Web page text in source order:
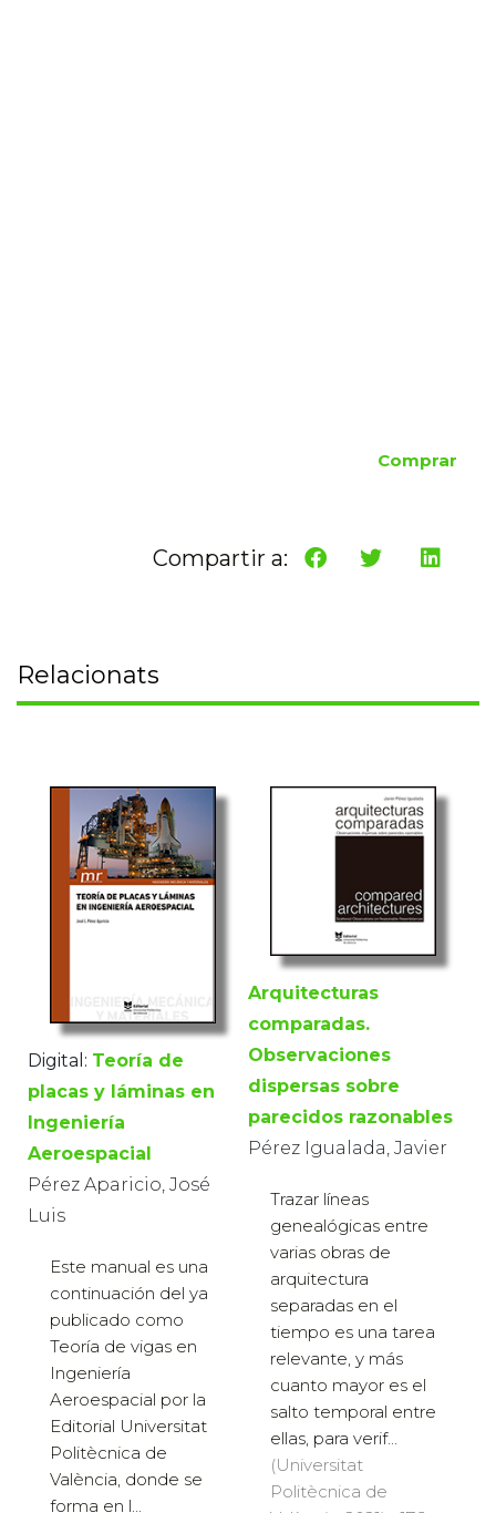
Comprar
Compartir a:
Relacionats
Digital: Teoría de
placas y láminas en
Ingeniería
Aeroespacial
Pérez Aparicio, José
Luis
Este manual es una
continuación del ya
publicado como
Teoría de vigas en
Ingeniería
Aeroespacial por la
Editorial Universitat
Politècnica de
València, donde se
forma en l...
Arquitecturas
comparadas.
Observaciones
dispersas sobre
parecidos razonables
Pérez Igualada, Javier
Trazar líneas
genealógicas entre
varias obras de
arquitectura
separadas en el
tiempo es una tarea
relevante, y más
cuanto mayor es el
salto temporal entre
ellas, para verif...
(Universitat
Politècnica de